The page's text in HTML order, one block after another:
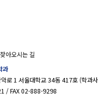
찾아오시는 길
과
로 1 서울대학교 34동 417호 (학과
/ FAX 02-888-9298